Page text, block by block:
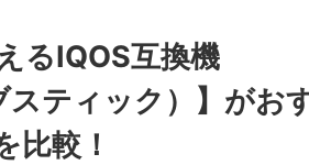
るIQOS互換機
ティック）】がお
比較！